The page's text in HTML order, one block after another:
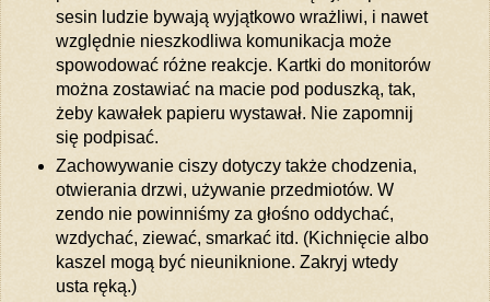
sesin ludzie bywają wyjątkowo wrażliwi, i nawet
względnie nieszkodliwa komunikacja może
spowodować różne reakcje. Kartki do monitorów
można zostawiać na macie pod poduszką, tak,
żeby kawałek papieru wystawał. Nie zapomnij
się podpisać.
Zachowywanie ciszy dotyczy także chodzenia,
otwierania drzwi, używanie przedmiotów. W
zendo nie powinniśmy za głośno oddychać,
wzdychać, ziewać, smarkać itd. (Kichnięcie albo
kaszel mogą być nieuniknione. Zakryj wtedy
usta ręką.)